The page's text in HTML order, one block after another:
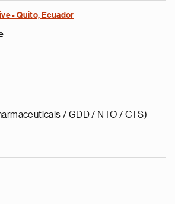
- Quito, Ecuador
/ GDD / NTO / CTS)